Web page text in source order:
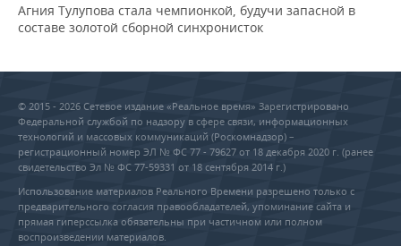
Агния Тулупова стала чемпионкой, будучи запасной в
составе золотой сборной синхронисток
© 2015 - 2026 Сетевое издание «Реальное время» Зарегистрировано
Федеральной службой по надзору в сфере связи, информационных
технологий и массовых коммуникаций (Роскомнадзор) –
регистрационный номер ЭЛ № ФС 77 - 79627 от 18 декабря 2020 г. (ранее
свидетельство Эл № ФС 77-59331 от 18 сентября 2014 г.)
Использование материалов Реального Времени разрешено только с
предварительного согласия правообладателей, упоминание сайта и
прямая гиперссылка обязательны при частичном или полном
воспроизведении материалов.